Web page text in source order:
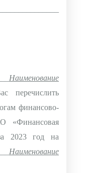
Наименование
перечислить
финансово-
«Финансовая
2023 год на
Наименование